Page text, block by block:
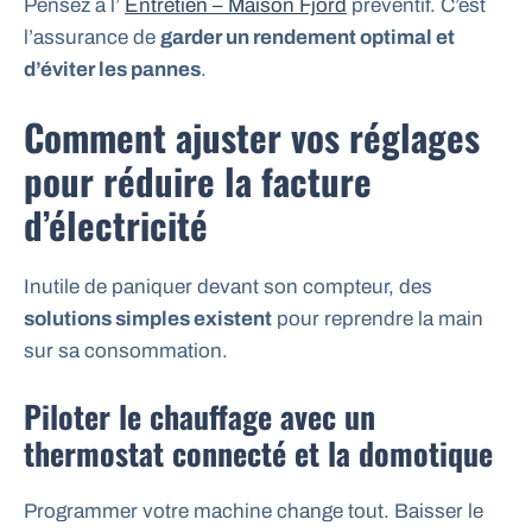
Pensez à l’ Entretien – Maison Fjord préventif. C’est
l’assurance de garder un rendement optimal et
d’éviter les pannes.
Comment ajuster vos réglages
pour réduire la facture
d’électricité
Inutile de paniquer devant son compteur, des
solutions simples existent pour reprendre la main
sur sa consommation.
Piloter le chauffage avec un
thermostat connecté et la domotique
Programmer votre machine change tout. Baisser le